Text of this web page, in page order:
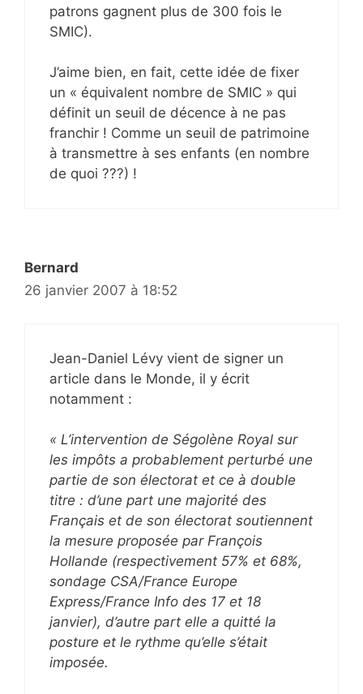
patrons gagnent plus de 300 fois le
SMIC).
J’aime bien, en fait, cette idée de fixer
un « équivalent nombre de SMIC » qui
définit un seuil de décence à ne pas
franchir ! Comme un seuil de patrimoine
à transmettre à ses enfants (en nombre
de quoi ???) !
Bernard
26 janvier 2007 à 18:52
Jean-Daniel Lévy vient de signer un
article dans le Monde, il y écrit
notamment :
« L’intervention de Ségolène Royal sur
les impôts a probablement perturbé une
partie de son électorat et ce à double
titre : d’une part une majorité des
Français et de son électorat soutiennent
la mesure proposée par François
Hollande (respectivement 57% et 68%,
sondage CSA/France Europe
Express/France Info des 17 et 18
janvier), d’autre part elle a quitté la
posture et le rythme qu’elle s’était
imposée.